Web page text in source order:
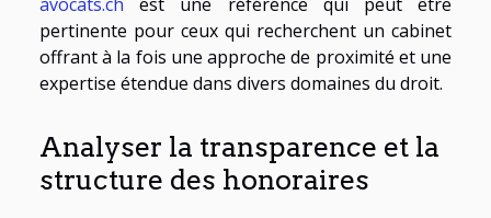
pertinente pour ceux qui recherchent un cabinet
offrant à la fois une approche de proximité et une
expertise étendue dans divers domaines du droit.
Analyser la transparence et la
structure des honoraires